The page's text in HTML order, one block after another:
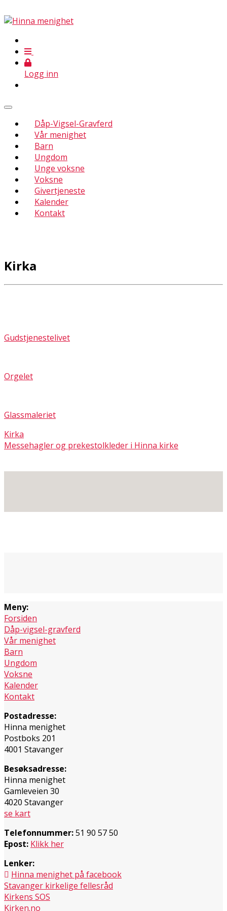
Logg inn
Dåp-Vigsel-Gravferd
Vår menighet
Barn
Ungdom
Unge voksne
Voksne
Givertjeneste
Kalender
Kontakt
Kirka
Gudstjenestelivet
Orgelet
Glassmaleriet
Kirka
Messehagler og prekestolkleder i Hinna kirke
Meny:
Forsiden
Dåp-vigsel-gravferd
Vår menighet
Barn
Ungdom
Voksne
Kalender
Kontakt
Postadresse:
Hinna menighet
Postboks 201
4001 Stavanger
Besøksadresse:
Hinna menighet
Gamleveien 30
4020 Stavanger
se kart
Telefonnummer:51 90 57 50
Epost: Klikk her
Lenker:
Hinna menighet på facebook
Stavanger kirkelige fellesråd
Kirkens SOS
Kirken.no